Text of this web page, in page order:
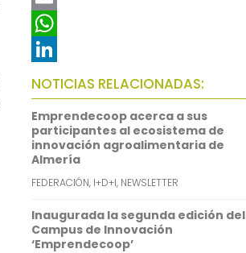
c
e
b
o
o
k
w
t
t
e
r
E
m
a
i
l
W
h
a
t
s
A
p
p
L
i
n
k
e
d
I
NOTICIAS RELACIONADAS:
Emprendecoop acerca a sus
participantes al ecosistema de
innovación agroalimentaria de
Almería
FEDERACIÓN, I+D+I, NEWSLETTER
Inaugurada la segunda edición del
Campus de Innovación
‘Emprendecoop’